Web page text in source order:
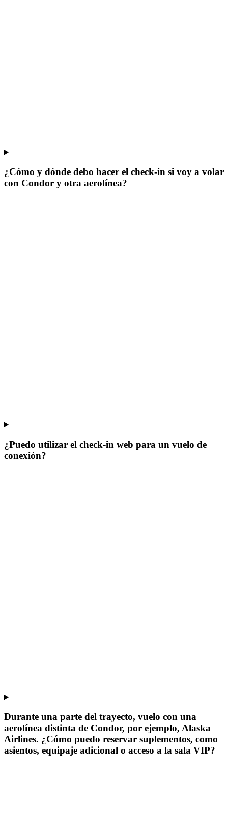
¿Cómo y dónde debo hacer el check-in si voy a volar
con Condor y otra aerolínea?
¿Puedo utilizar el check-in web para un vuelo de
conexión?
Durante una parte del trayecto, vuelo con una
aerolínea distinta de Condor, por ejemplo, Alaska
Airlines. ¿Cómo puedo reservar suplementos, como
asientos, equipaje adicional o acceso a la sala VIP?